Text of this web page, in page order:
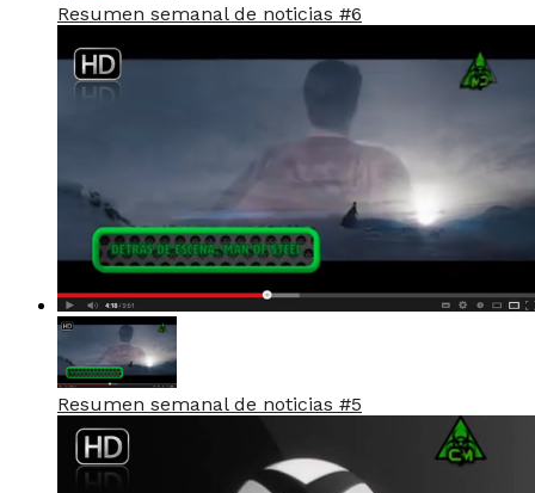
Resumen semanal de noticias #6
Resumen semanal de noticias #5